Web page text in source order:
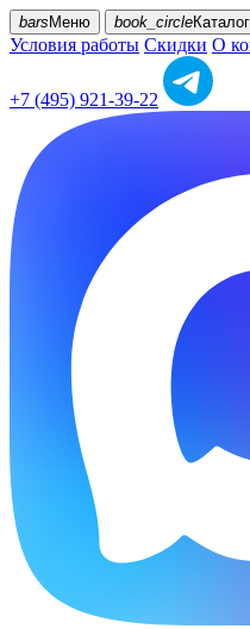
bars Меню book_circleКаталог
Условия работы Скидки О
+7 (495) 921-39-22